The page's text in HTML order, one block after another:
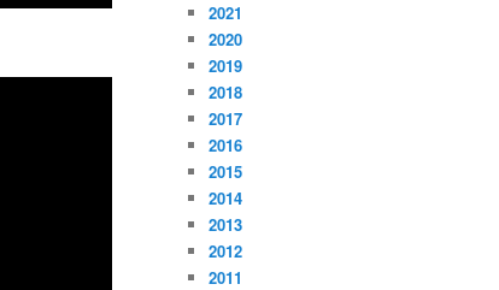
2021
2020
2019
2018
2017
2016
2015
2014
2013
2012
2011